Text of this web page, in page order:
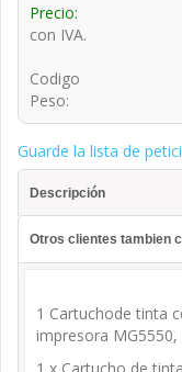
Precio:
con IVA.
Codigo
Peso:
Guarde la lista de
Descripción
Otros clientes tambien
1 Cartuchode tinta
impresora
1 x Cartucho de